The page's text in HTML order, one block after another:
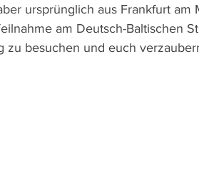
ursprünglich aus Frankfurt
am Deutsch-Baltischen
zu besuchen und euch